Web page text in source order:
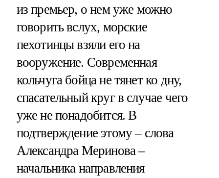
из премьер, о нем уже можно
говорить вслух, морские
пехотинцы взяли его на
вооружение. Современная
кольчуга бойца не тянет ко дну,
спасательный круг в случае чего
уже не понадобится. В
подтверждение этому – слова
Александра Меринова –
начальника направления